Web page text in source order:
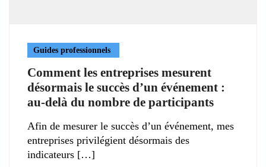
Guides professionnels
Comment les entreprises mesurent
désormais le succès d’un événement :
au-delà du nombre de participants
Afin de mesurer le succès d’un événement, mes
entreprises privilégient désormais des
indicateurs